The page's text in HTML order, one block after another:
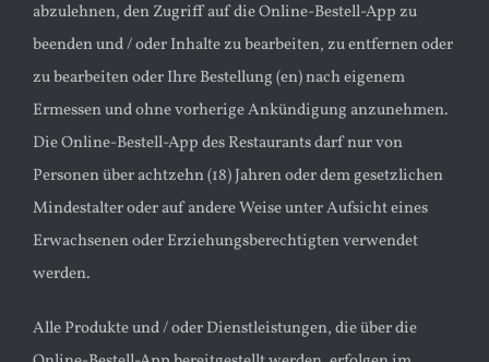
abzulehnen, den Zugriff auf die Online-Bestell-App zu
beenden und / oder Inhalte zu bearbeiten, zu entfernen oder
zu bearbeiten oder Ihre Bestellung (en) nach eigenem
Ermessen und ohne vorherige Ankündigung anzunehmen.
Die Online-Bestell-App des Restaurants darf nur von
Personen über achtzehn (18) Jahren oder dem gesetzlichen
Mindestalter oder auf andere Weise unter Aufsicht eines
Erwachsenen oder Erziehungsberechtigten verwendet
werden.
Alle Produkte und / oder Dienstleistungen, die über die